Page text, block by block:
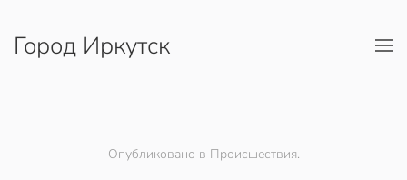
Перейти к содержимому
Город Иркутск
Опубликовано в Происшествия.